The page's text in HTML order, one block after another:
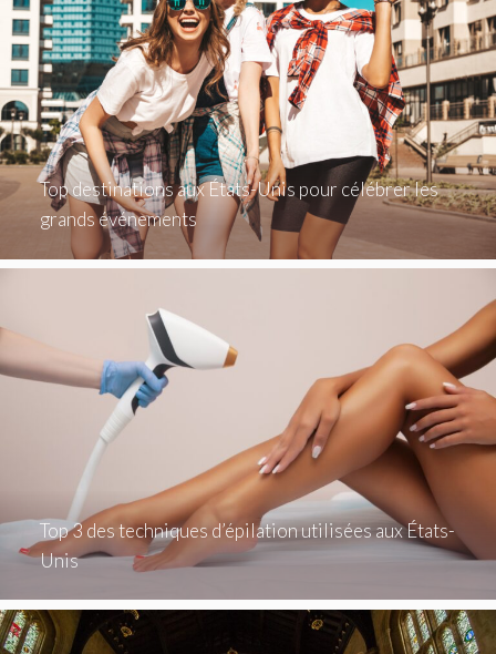
Top destinations aux États-Unis pour célébrer les
grands événements
Top 3 des techniques d’épilation utilisées aux États-
Unis